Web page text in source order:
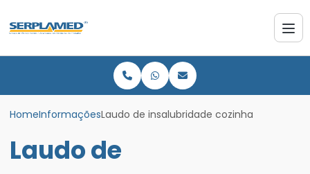
HomeInformaçõesLaudo de insalubridade cozinha
Laudo de